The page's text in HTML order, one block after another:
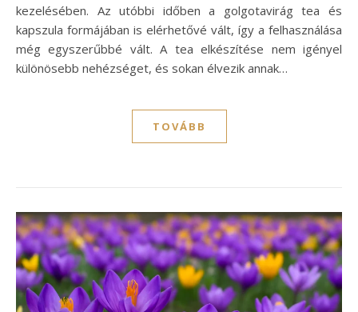
kezelésében. Az utóbbi időben a golgotavirág tea és
kapszula formájában is elérhetővé vált, így a felhasználása
még egyszerűbbé vált. A tea elkészítése nem igényel
különösebb nehézséget, és sokan élvezik annak…
TOVÁBB